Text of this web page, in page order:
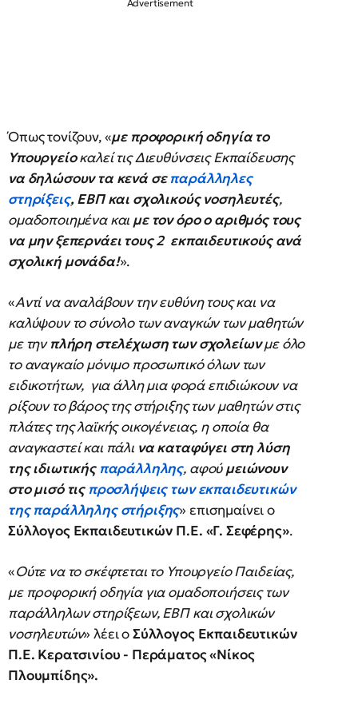
Όπως τονίζουν, «με προφορική οδηγία το
Υπουργείοκαλεί τις Διευθύνσεις Εκπαίδευσης
να δηλώσουν τα κενά σεπαράλληλες
στηρίξεις, ΕΒΠ και σχολικούς νοσηλευτές,
ομαδοποιημένα και με τον όρο ο αριθμός τους
να μην ξεπερνάει τους 2 εκπαιδευτικούς ανά
σχολική μονάδα!».
«Αντί να αναλάβουν την ευθύνη τους και να
καλύψουν το σύνολο των αναγκών των μαθητών
με τηνπλήρη στελέχωση των σχολείωνμε όλο
το αναγκαίο μόνιμο προσωπικό όλων των
ειδικοτήτων, για άλλη μια φορά επιδιώκουν να
ρίξουν το βάρος της στήριξης των μαθητών στις
πλάτες της λαϊκής οικογένειας, η οποία θα
αναγκαστεί και πάλι να καταφύγει στη λύση
της ιδιωτικής παράλληλης, αφούμειώνουν
στο μισό τις προσλήψεις των εκπαιδευτικών
της παράλληλης στήριξης» επισημαίνει ο
Σύλλογος Εκπαιδευτικών Π.Ε. «Γ. Σεφέρης».
«Ούτε να το σκέφτεται το Υπουργείο Παιδείας,
με προφορική οδηγία για ομαδοποιήσεις των
παράλληλων στηρίξεων, ΕΒΠ και σχολικών
νοσηλευτών» λέει οΣύλλογος Εκπαιδευτικών
Π.Ε. Κερατσινίου - Περάματος «Νίκος
Πλουμπίδης».